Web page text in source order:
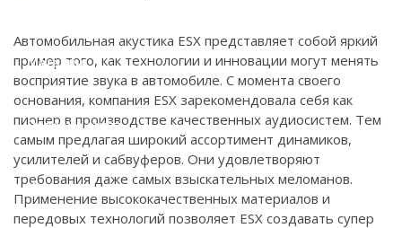
Магазин
Полезно знать
Контакты
Автомобильная акустика ESX представляет собой яркий
пример того, как технологии и инновации могут менять
восприятие звука в автомобиле. С момента своего
основания, компания ESX зарекомендовала себя как
пионер в производстве качественных аудиосистем. Тем
самым предлагая широкий ассортимент динамиков,
усилителей и сабвуферов. Они удовлетворяют
требования даже самых взыскательных меломанов.
Применение высококачественных материалов и
передовых технологий позволяет ESX создавать супер